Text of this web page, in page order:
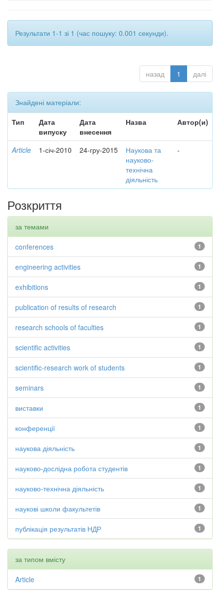
Результати 1-1 зі 1 (час пошуку: 0.001 секунди).
назад 1 далі
Знайдені матеріали:
Тип
Дата
випуску
Дата
внесення
Назва Автор(и)
Article 1-січ-2010 24-гру-2015
Наукова та
науково-
технічна
діяльність
-
Розкриття
за темами
1
conferences
1
engineering activities
1
exhibitions
1
publication of results of research
1
research schools of faculties
1
scientific activities
1
scientific-research work of students
1
seminars
1
виставки
1
конференції
1
наукова діяльність
1
науково-дослідна робота студентів
1
науково-технічна діяльність
1
наукові школи факультетів
1
публікація результатів НДР
за типом вмісту
1
Article